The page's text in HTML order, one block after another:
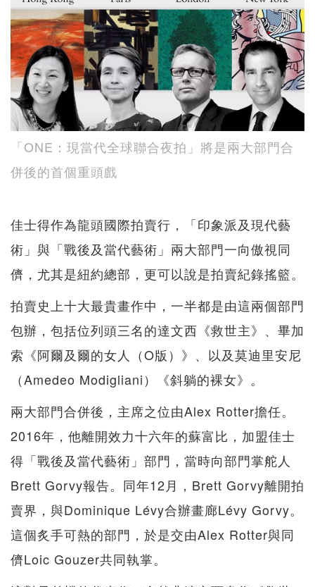
「ONE：現當代全球聯合夜拍」將是兩大部門合
併後的首個重頭戲
佳士得作為龍頭國際拍賣行，「印象派及現代藝
術」與「戰後及當代藝術」兩大部門一向傲視同
儕，尤其是紐約總部，更可以說是拍賣紀錄搖籃。
拍賣史上十大最貴畫作中，一半都是由這兩個部門
包辦，包括位列頭三名的達文西《救世主》、畢加
索《阿爾及爾的女人（O版）》、以及莫迪里安尼
（Amedeo Modigliani）《斜躺的裸女》。
兩大部門合併後，主席之位由Alex Rotter擔任。
2016年，他離開效力十六年的蘇富比，加盟佳士
得「戰後及當代藝術」部門，當時向部門掌舵人
Brett Gorvy報告。同年12月，Brett Gorvy離開拍
賣界，與Dominique Lévy合辦畫廊Lévy Gorvy。
這個炙手可熱的部門，於是交由Alex Rotter與同
儕Loic Gouzer共同執掌。